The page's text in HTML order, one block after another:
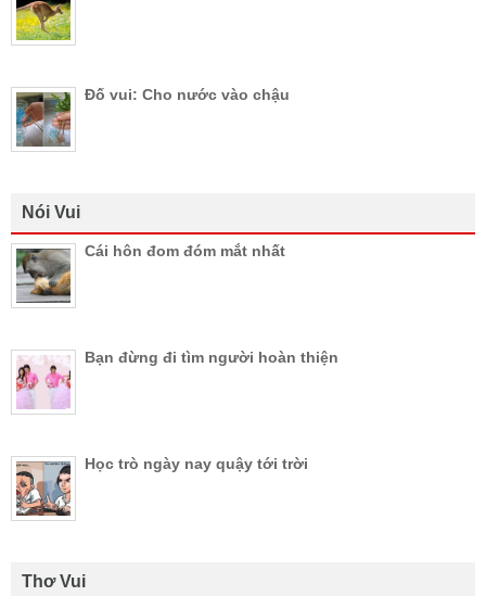
Đố vui: Cho nước vào chậu
Nói Vui
Cái hôn đom đóm mắt nhất
Bạn đừng đi tìm người hoàn thiện
Học trò ngày nay quậy tới trời
Thơ Vui